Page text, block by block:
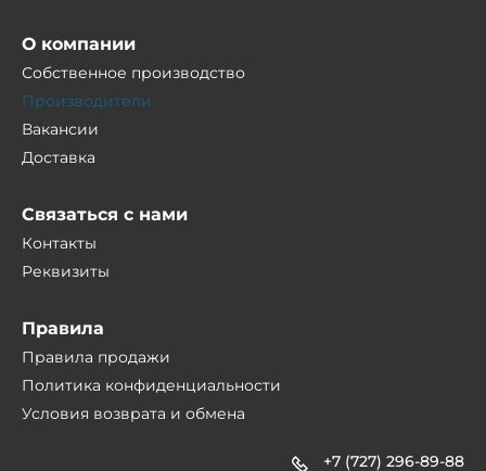
+7 (727) 296-89-88
О компании
Собственное производство
Производители
Вакансии
Доставка
Связаться с нами
Контакты
Реквизиты
Правила
Правила продажи
Политика конфиденциальности
Условия возврата и обмена